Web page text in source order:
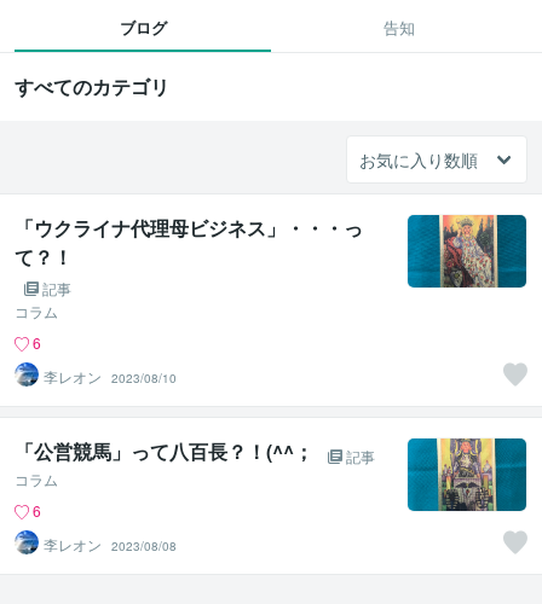
ブログ 告知
すべてのカテゴリ
「ウクライナ代理母ビジネス」・・・っ
て？！
記事
コラム
6
李レオン
2023/08/10
「公営競馬」って八百長？！(^^；
記事
コラム
6
李レオン
2023/08/08